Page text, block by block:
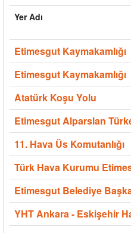
Yer Adı
Etimesgut Kaymakamlığı
Etimesgut Kaymakamlığı
Atatürk Koşu Yolu
Etimesgut Alparslan
11. Hava Üs Komutanlığı
Türk Hava Kurumu
Etimesgut Belediye
YHT Ankara - Eskişehir